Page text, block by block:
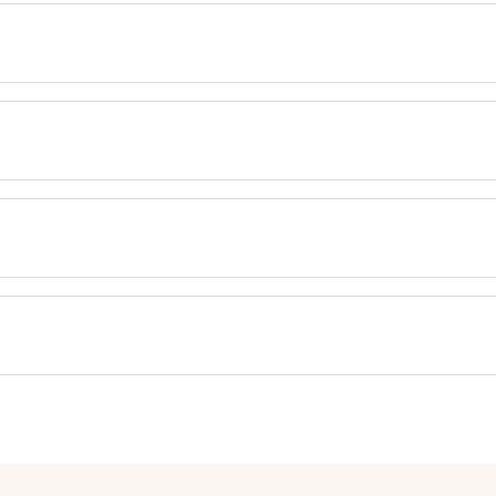
Wine Red
który zachwyca już przy pierwszej warstwie. Po
Adipic Acid/Neopentyl Glycol/Trimellitic Anhydride
Copolymer, Tosylamide/Epoxy Resin, Adipic Acid/Fumaric
Thiodipropionate, Cinnamyl Alcohol, Tocopherol, Helianthus
) CI 15880, CI 77499.
znajdują się metalowe kuleczki, które pomagają